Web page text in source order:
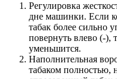
Регулировка
дне машинки. Если
табак более сильно
повернуть влево (-),
уменьшится.
Наполнительная
табаком полностью,